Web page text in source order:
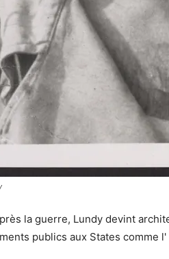
la guerre, Lundy devint
publics aux States comme l'